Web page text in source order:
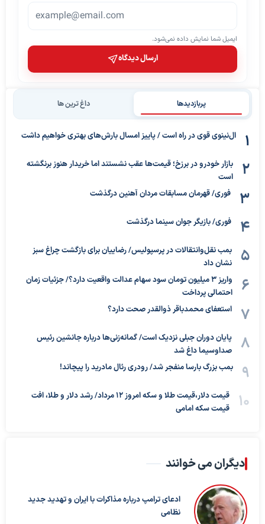
ایمیل شما نمایش داده نمی‌شود.
ارسال دیدگاه
پربازدیدها داغ ترین ها
ال‌نینوی قوی در راه است / پاییز امسال بارش‌های بهتری خواهیم داشت
بازار خودرو در برزخ؛ قیمت‌ها عقب نشستند اما خریدار هنوز برنگشته
است
فوری/ قهرمان مسابقات مردان آهنین درگذشت
فوری/ بازیگر جوان سینما درگذشت
بمب نقل‌وانتقالات در پرسپولیس/ رضاییان برای بازگشت چراغ سبز
نشان داد
واریز ۳ میلیون تومان سود سهام عدالت واقعیت دارد؟/ جزئیات زمان
احتمالی پرداخت
استعفای محمدباقر ذوالقدر صحت دارد؟
پایان دوران جبلی نزدیک است/ گمانه‌زنی‌ها درباره جانشین رئیس
صداوسیما داغ شد
بمب بزرگ بارسا منفجر شد/ رودری رئال مادرید را پیچاند!
قیمت دلار،قیمت طلا و سکه امروز ۱۲ مرداد/ رشد دلار و طلا، افت
قیمت سکه امامی
دیگران می خوانند
ادعای ترامپ درباره مذاکرات با ایران و تهدید جدید
نظامی